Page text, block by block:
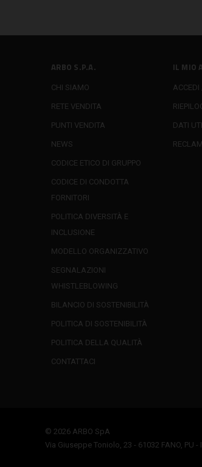
ARBO S.P.A.
CHI SIAMO
RETE VENDITA
PUNTI VENDITA
NEWS
CODICE ETICO DI GRUPPO
CODICE DI CONDOTTA
FORNITORI
POLITICA DIVERSITÀ E
INCLUSIONE
MODELLO ORGANIZZATIVO
SEGNALAZIONI
WHISTLEBLOWING
BILANCIO DI SOSTENIBILITÀ
POLITICA DI SOSTENIBILITÀ
POLITICA DELLA QUALITÀ
CONTATTACI
IL MIO
ACCEDI
DATI
© 2026 ARBO SpA
Via Giuseppe Toniolo, 23 - 61032 FANO, PU